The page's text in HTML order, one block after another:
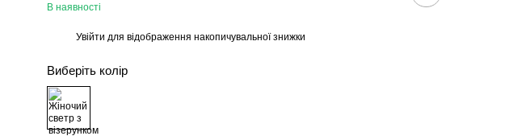
В наявності
Увійти для відображення накопичувальної знижки
Виберіть колір